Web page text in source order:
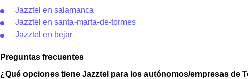
Jazztel en salamanca
Jazztel en santa-marta-de-tormes
Jazztel en bejar
Preguntas frecuentes
¿Qué opciones tiene Jazztel para los autónomos/empresas de